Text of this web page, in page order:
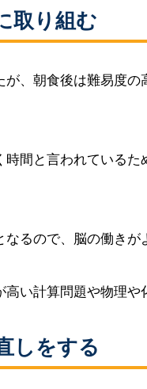
取り組む
、朝食後は難易度
間と言われている
るので、脳の働きが
い計算問題や物理や
しをする